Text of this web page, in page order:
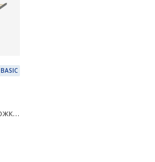
BASIC
Количество реек: 12. Ножки/литые ножки: Нет в комплекте. 80x200 см.